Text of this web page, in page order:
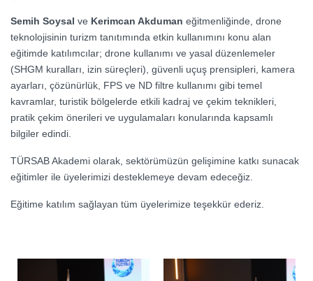
Semih Soysal ve Kerimcan Akduman eğitmenliğinde, drone
teknolojisinin turizm tanıtımında etkin kullanımını konu alan
eğitimde katılımcılar; drone kullanımı ve yasal düzenlemeler
(SHGM kuralları, izin süreçleri), güvenli uçuş prensipleri, kamera
ayarları, çözünürlük, FPS ve ND filtre kullanımı gibi temel
kavramlar, turistik bölgelerde etkili kadraj ve çekim teknikleri,
pratik çekim önerileri ve uygulamaları konularında kapsamlı
bilgiler edindi.
TÜRSAB Akademi olarak, sektörümüzün gelişimine katkı sunacak
eğitimler ile üyelerimizi desteklemeye devam edeceğiz.
Eğitime katılım sağlayan tüm üyelerimize teşekkür ederiz.